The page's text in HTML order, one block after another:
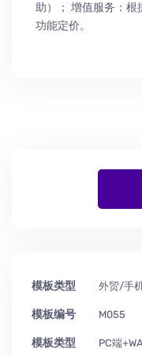
助）
； 增值服务：
功能定价。
模板类型 外贸/手
模板编号 M055
模板类型 PC端